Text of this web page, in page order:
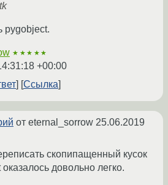
pygobject.
★★★★★
+00:00
Ссылка
от eternal_sorrow 25.06.2019
скопипащенный кусок
довольно легко.